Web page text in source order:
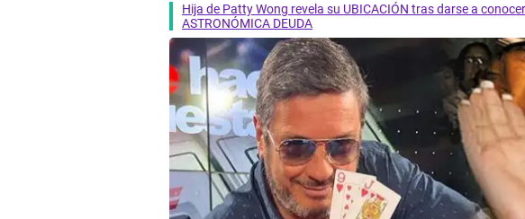
Hija de Patty Wong revela su UBICACIÓN tras darse a
ASTRONÓMICA DEUDA